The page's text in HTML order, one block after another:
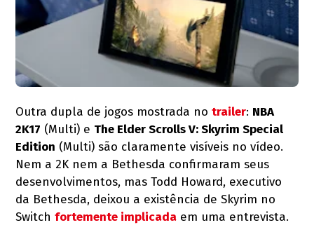
Outra dupla de jogos mostrada notrailer: NBA
2K17 (Multi) e The Elder Scrolls V: Skyrim Special
Edition (Multi) são claramente visíveis no vídeo.
Nem a 2K nem a Bethesda confirmaram seus
desenvolvimentos, mas Todd Howard, executivo
da Bethesda, deixou a existência de Skyrim no
Switchfortemente implicada em uma entrevista.